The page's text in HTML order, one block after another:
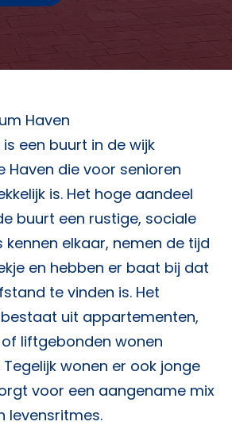
Haven
een buurt in de wijk
Haven die voor senioren
is. Het hoge aandeel
buurt een rustige, sociale
kennen elkaar, nemen de tijd
en hebben er baat bij dat
te vinden is. Het
uit appartementen,
liftgebonden wonen
wonen er ook jonge
voor een aangename mix
levensritmes.